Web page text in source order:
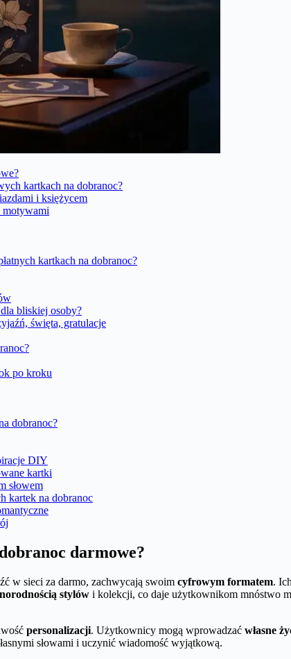
kartkach na dobranoc?
i księżycem
motywami
kartkach na dobranoc?
bliskiej osoby?
święta, gratulacje
po kroku
dobranoc?
DIY
kartki
słowem
kartek na dobranoc
darmowe?
w sieci za darmo, zachwycają swoim cyfrowym formatem.
stylów i kolekcji, co daje użytkownikom mnóstwo
personalizacji. Użytkownicy mogą wprowadzać własne
słowami i uczynić wiadomość wyjątkową.